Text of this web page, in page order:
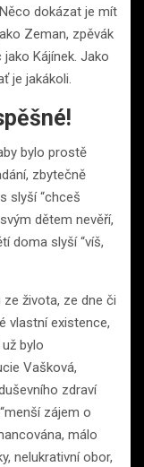
dokázat je mít
Zeman, zpěvák
Kájínek. Jako
je jakákoli.
bylo prostě
zbytečně
slyší “chceš
dětem nevěří,
doma slyší “víš,
života, ze dne či
vlastní existence,
bylo
Vašková,
zdraví
zájem o
málo
nelukrativní obor,